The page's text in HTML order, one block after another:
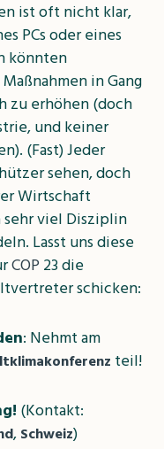
ist oft nicht klar,
PCs oder eines
könnten
in Gang
zu erhöhen (doch
und keiner
(Fast) Jeder
sehen, doch
Wirtschaft
viel Disziplin
Lasst uns diese
COP 23die
schicken:
: Nehmt am
teil!
(Kontakt:
,Schweiz)